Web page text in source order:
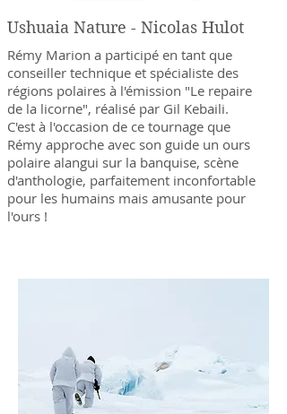
Ushuaia Nature - Nicolas Hulot
Rémy Marion a participé en tant que
conseiller technique et spécialiste des
régions polaires à l'émission "Le repaire
de la licorne", réalisé par Gil Kebaili.
C'est à l'occasion de ce tournage que
Rémy approche avec son guide un ours
polaire alangui sur la banquise, scène
d'anthologie, parfaitement inconfortable
pour les humains mais amusante pour
l'ours !